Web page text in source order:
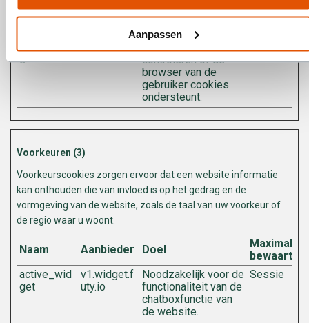
Aanpassen
over
test_cooki
e
Google
Gebruikt om te
controleren of de
browser van de
gebruiker cookies
ondersteunt.
1 dag
Voorkeuren (3)
Voorkeurscookies zorgen ervoor dat een website informatie
kan onthouden die van invloed is op het gedrag en de
vormgeving van de website, zoals de taal van uw voorkeur of
de regio waar u woont.
Naam Aanbieder Doel
Maximale
active_wid
get
v1.widget.f
uty.io
Noodzakelijk voor de
functionaliteit van de
chatboxfunctie van
de website.
Sessie